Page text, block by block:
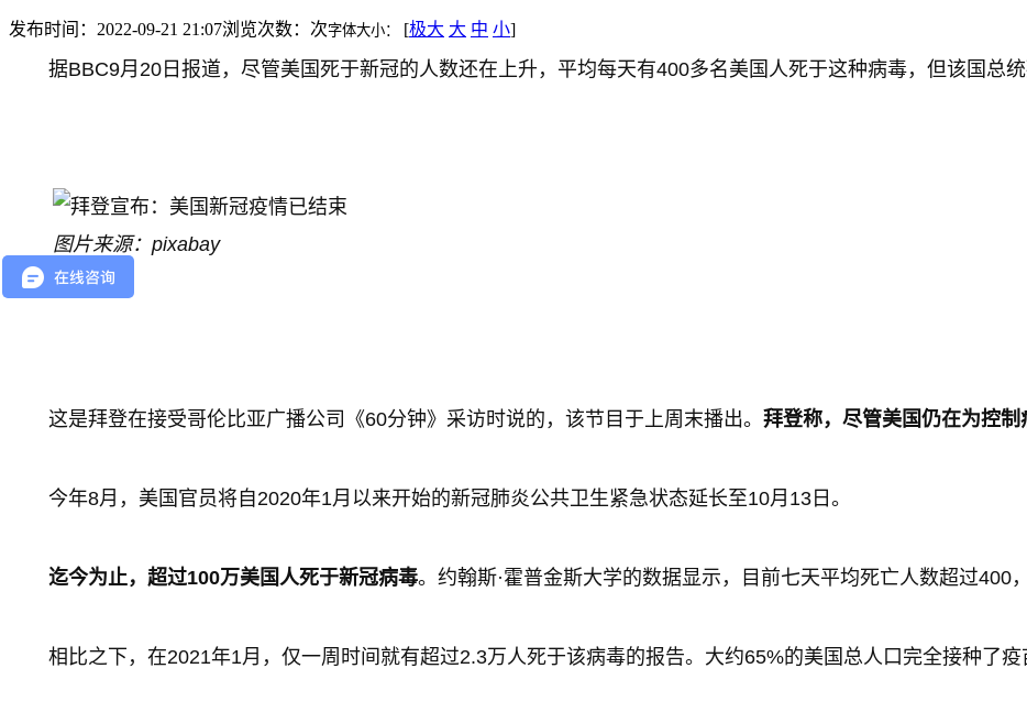
发布时间：2022-09-21 21:07浏览次数： 次字体大小： [极大 大 中 小]
据BBC9月20日报道，尽管美国死于新冠的人数还在上升，平均每天有400多名美国人死于这种病毒，但该国总
图片来源：pixabay
这是拜登在接受哥伦比亚广播公司《60分钟》采访时说的，该节目于上周末播出。 拜登称，尽管美国仍在为控制
今年8月，美国官员将自2020年1月以来开始的新冠肺炎公共卫生紧急状态延长至10月13日。
迄今为止，超过100万美国人死于新冠病毒。约翰斯·霍普金斯大学的数据显示，目前七天平均死亡人数超过400
相比之下，在2021年1月，仅一周时间就有超过2.3万人死于该病毒的报告。大约65%的美国总人口完全接种了疫